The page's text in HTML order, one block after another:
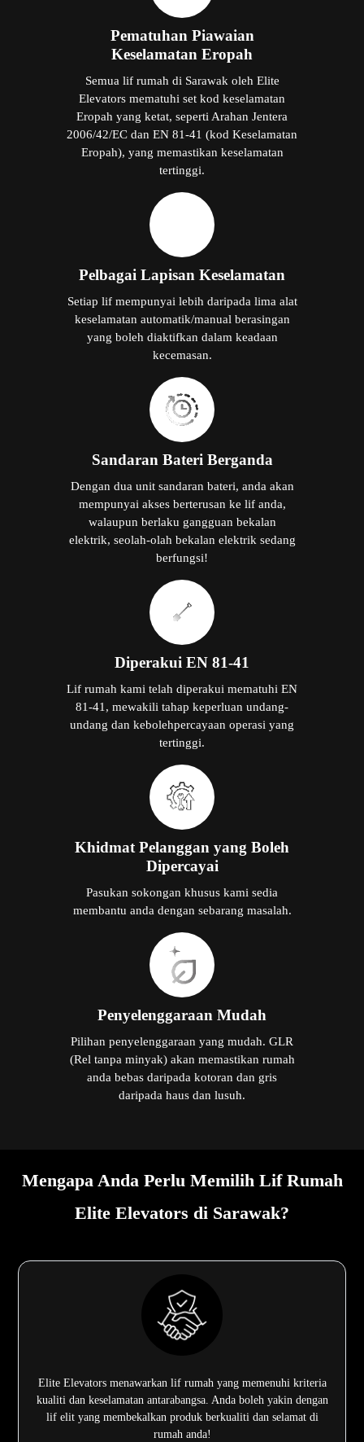
Pematuhan Piawaian
Keselamatan Eropah
Semua lif rumah di Sarawak oleh Elite
Elevators mematuhi set kod keselamatan
Eropah yang ketat, seperti Arahan Jentera
2006/42/EC dan EN 81-41 (kod Keselamatan
Eropah), yang memastikan keselamatan
tertinggi.
Pelbagai Lapisan Keselamatan
Setiap lif mempunyai lebih daripada lima alat
keselamatan automatik/manual berasingan
yang boleh diaktifkan dalam keadaan
kecemasan.
Sandaran Bateri Berganda
Dengan dua unit sandaran bateri, anda akan
mempunyai akses berterusan ke lif anda,
walaupun berlaku gangguan bekalan
elektrik, seolah-olah bekalan elektrik sedang
berfungsi!
Diperakui EN 81-41
Lif rumah kami telah diperakui mematuhi EN
81-41, mewakili tahap keperluan undang-
undang dan kebolehpercayaan operasi yang
tertinggi.
Khidmat Pelanggan yang Boleh
Dipercayai
Pasukan sokongan khusus kami sedia
membantu anda dengan sebarang masalah.
Penyelenggaraan Mudah
Pilihan penyelenggaraan yang mudah. GLR
(Rel tanpa minyak) akan memastikan rumah
anda bebas daripada kotoran dan gris
daripada haus dan lusuh.
Mengapa Anda Perlu Memilih Lif Rumah
Elite Elevators di Sarawak?
Elite Elevators menawarkan lif rumah yang memenuhi kriteria
kualiti dan keselamatan antarabangsa. Anda boleh yakin dengan
lif elit yang membekalkan produk berkualiti dan selamat di
rumah anda!